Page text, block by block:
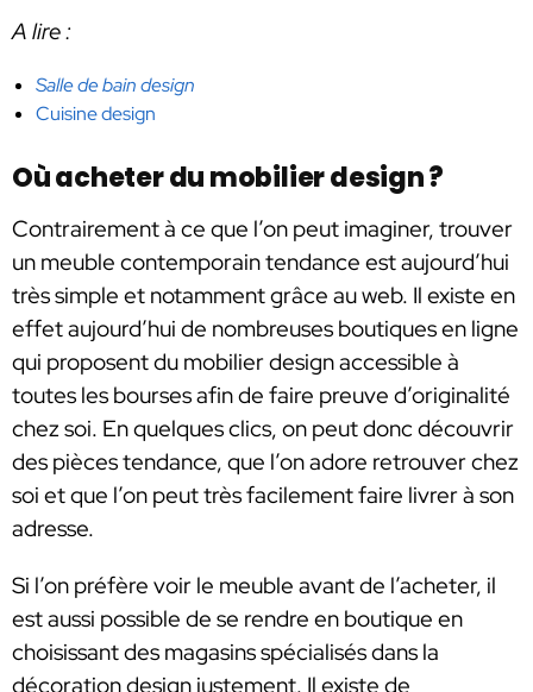
A lire :
Salle de bain design
Cuisine design
Où acheter du mobilier design ?
Contrairement à ce que l’on peut imaginer, trouver
un meuble contemporain tendance est aujourd’hui
très simple et notamment grâce au web. Il existe en
effet aujourd’hui de nombreuses boutiques en ligne
qui proposent du mobilier design accessible à
toutes les bourses afin de faire preuve d’originalité
chez soi. En quelques clics, on peut donc découvrir
des pièces tendance, que l’on adore retrouver chez
soi et que l’on peut très facilement faire livrer à son
adresse.
Si l’on préfère voir le meuble avant de l’acheter, il
est aussi possible de se rendre en boutique en
choisissant des magasins spécialisés dans la
décoration design justement. Il existe de